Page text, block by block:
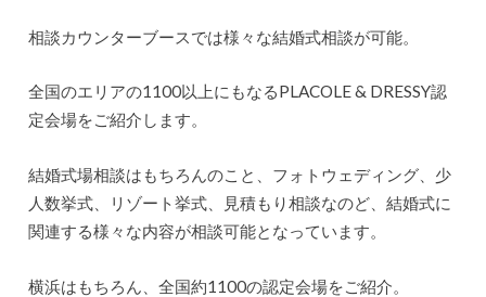
相談カウンターブースでは様々な結婚式相談が可能。
全国のエリアの1100以上にもなるPLACOLE & DRESSY認
定会場をご紹介します。
結婚式場相談はもちろんのこと、フォトウェディング、少
人数挙式、リゾート挙式、見積もり相談なのど、結婚式に
関連する様々な内容が相談可能となっています。
横浜はもちろん、全国約1100の認定会場をご紹介。